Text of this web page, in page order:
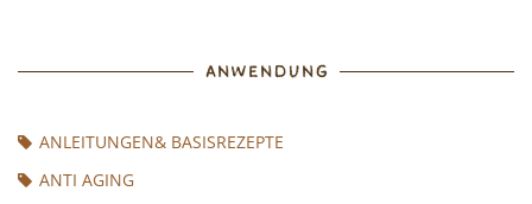
ANWENDUNG
ANLEITUNGEN& BASISREZEPTE
ANTI AGING